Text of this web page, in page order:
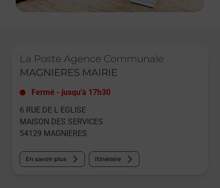
La Poste Agence Communale
MAGNIERES MAIRIE
Fermé - jusqu'à 17h30
6 RUE DE L EGLISE
MAISON DES SERVICES
54129 MAGNIERES
En savoir plus Itinéraire